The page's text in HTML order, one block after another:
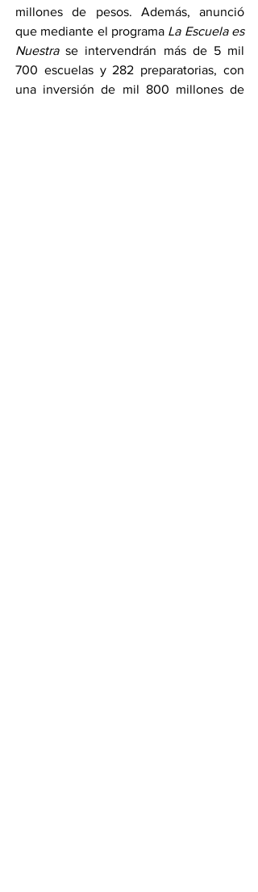
millones de pesos. Además, anunció
que mediante el programa La Escuela es
Nuestra se intervendrán más de 5 mil
700 escuelas y 282 preparatorias, con
una inversión de mil 800 millones de